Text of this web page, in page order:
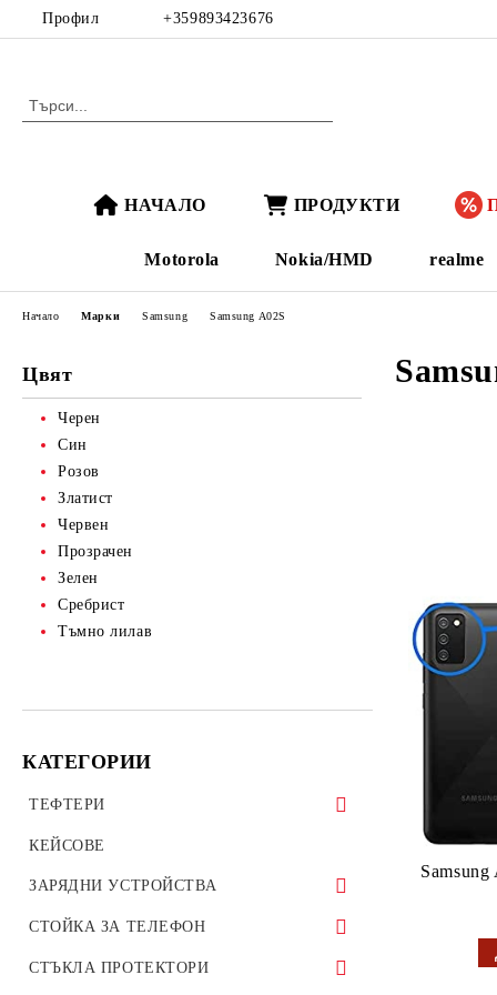
Профил +359893423676
НАЧАЛО ПРОДУКТИ
Motorola Nokia/HMD realme
Цвят
Черен
Син
Розов
Златист
Червен
Прозрачен
Зелен
Сребрист
Тъмно лилав
КАТЕГОРИИ
ТЕФТЕРИ
ТЕФТЕРИ ЗА ТАБЛЕТИ
УНИВЕРСАЛНИ КАЛЪФИ
КЕЙСОВЕ
ЗАРЯДНИ УСТРОЙСТВА
ЗАРЯДНИ ЗА ТЕЛЕФОН
АВТО ЗАРЯДНИ УСТРОЙСТВА
СТОЙКА ЗА ТЕЛЕФОН
Стойки за велосипед мотоциклет
СТЪКЛА ПРОТЕКТОРИ
Начало Марки Samsung Samsung A02S
Samsung